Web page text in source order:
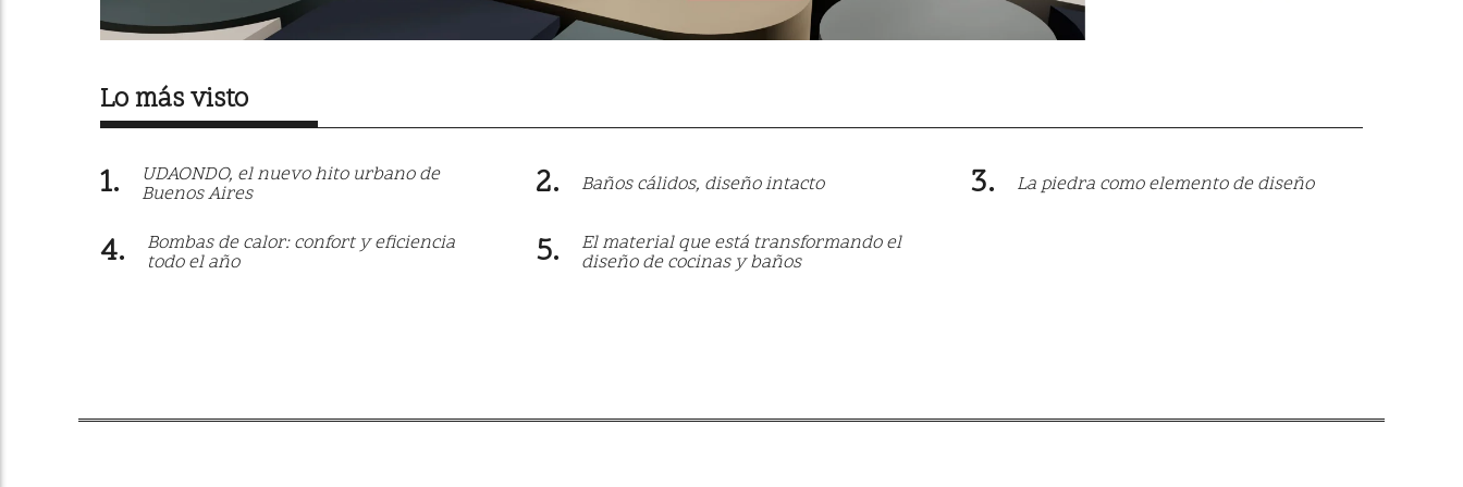
Lo más visto
UDAONDO, el nuevo hito urbano de
Buenos Aires Baños cálidos, diseño intacto La piedra como elemento de diseño
Bombas de calor: confort y eficiencia
todo el año
El material que está transformando el
diseño de cocinas y baños